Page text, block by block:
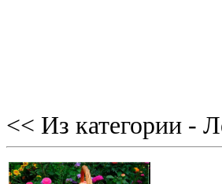
<< Из категории -